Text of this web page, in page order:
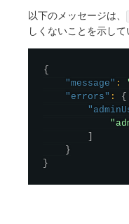
以下のメッセージは、
しくないことを示して
{
"message" :
"errors" :
{
]
}
}